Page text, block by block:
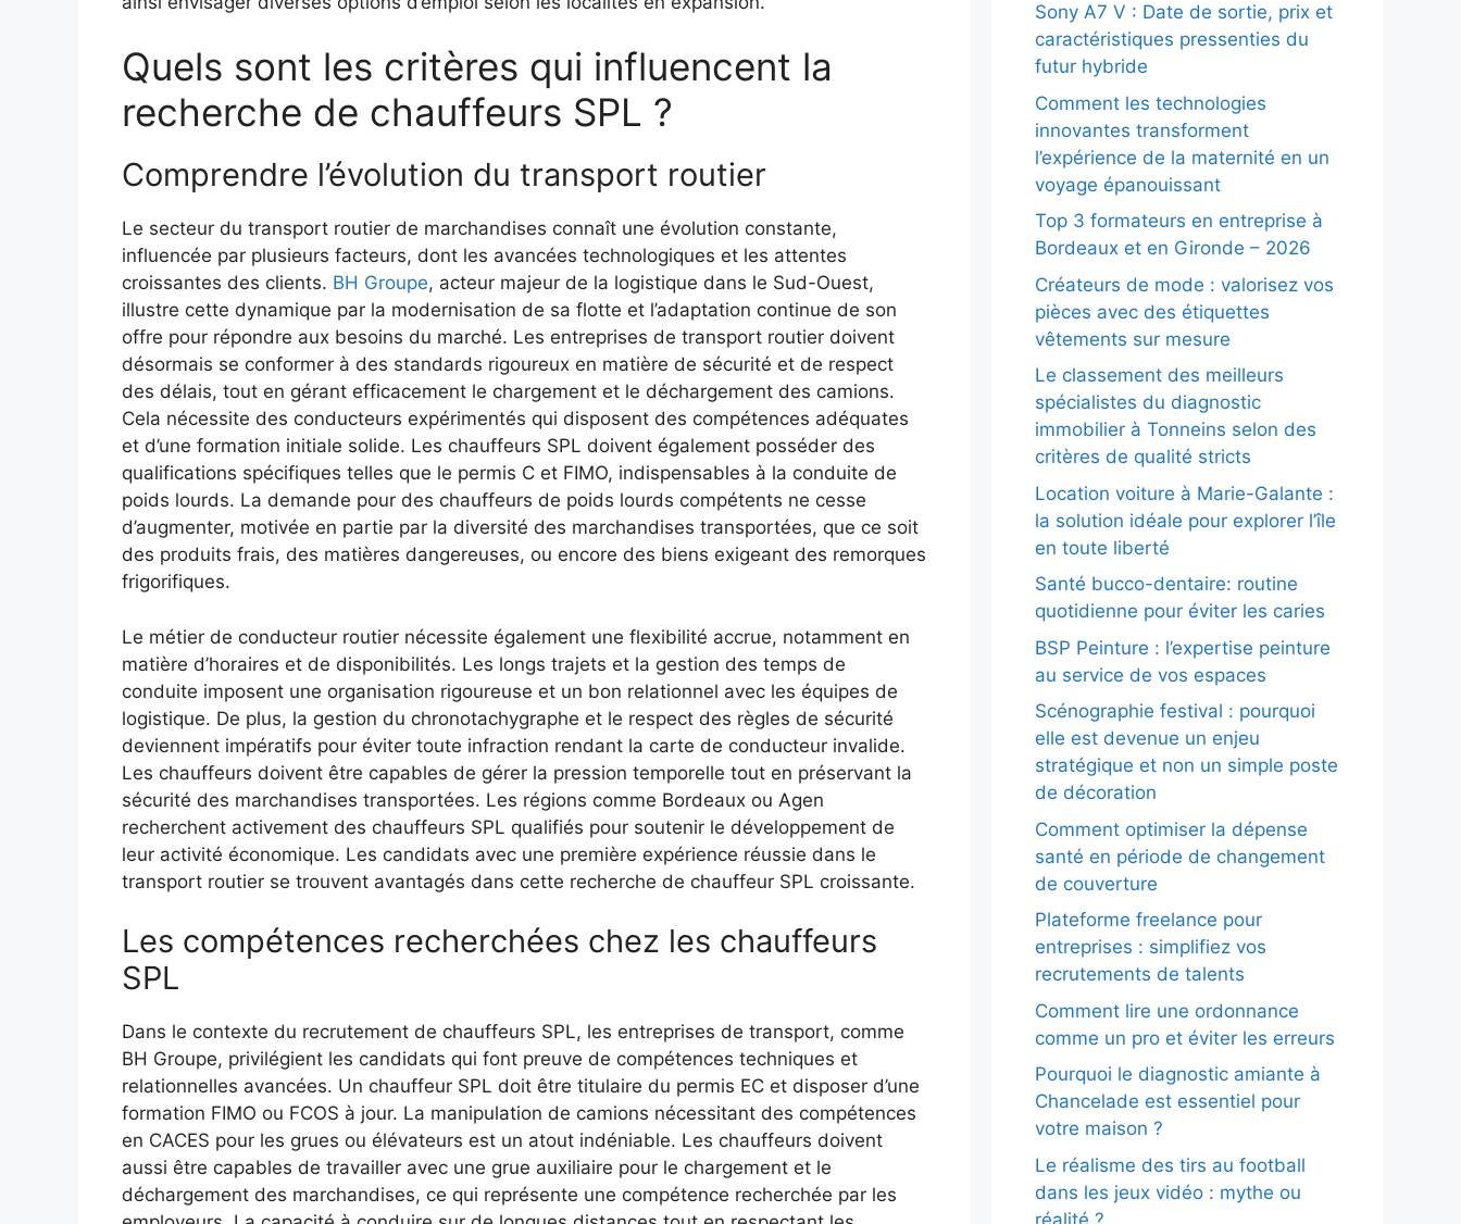
Quels sont les critères qui influencent la
recherche de chauffeurs SPL ?
Comprendre l’évolution du transport routier
Le secteur du transport routier de marchandises connaît une évolution constante,
influencée par plusieurs facteurs, dont les avancées technologiques et les attentes
croissantes des clients. BH Groupe, acteur majeur de la logistique dans le Sud-Ouest,
illustre cette dynamique par la modernisation de sa flotte et l’adaptation continue de son
offre pour répondre aux besoins du marché. Les entreprises de transport routier doivent
désormais se conformer à des standards rigoureux en matière de sécurité et de respect
des délais, tout en gérant efficacement le chargement et le déchargement des camions.
Cela nécessite des conducteurs expérimentés qui disposent des compétences adéquates
et d’une formation initiale solide. Les chauffeurs SPL doivent également posséder des
qualifications spécifiques telles que le permis C et FIMO, indispensables à la conduite de
poids lourds. La demande pour des chauffeurs de poids lourds compétents ne cesse
d’augmenter, motivée en partie par la diversité des marchandises transportées, que ce soit
des produits frais, des matières dangereuses, ou encore des biens exigeant des remorques
frigorifiques.
Le métier de conducteur routier nécessite également une flexibilité accrue, notamment en
matière d’horaires et de disponibilités. Les longs trajets et la gestion des temps de
conduite imposent une organisation rigoureuse et un bon relationnel avec les équipes de
logistique. De plus, la gestion du chronotachygraphe et le respect des règles de sécurité
deviennent impératifs pour éviter toute infraction rendant la carte de conducteur invalide.
Les chauffeurs doivent être capables de gérer la pression temporelle tout en préservant la
sécurité des marchandises transportées. Les régions comme Bordeaux ou Agen
recherchent activement des chauffeurs SPL qualifiés pour soutenir le développement de
leur activité économique. Les candidats avec une première expérience réussie dans le
transport routier se trouvent avantagés dans cette recherche de chauffeur SPL croissante.
Les compétences recherchées chez les chauffeurs
SPL
Dans le contexte du recrutement de chauffeurs SPL, les entreprises de transport, comme
BH Groupe, privilégient les candidats qui font preuve de compétences techniques et
relationnelles avancées. Un chauffeur SPL doit être titulaire du permis EC et disposer d’une
formation FIMO ou FCOS à jour. La manipulation de camions nécessitant des compétences
en CACES pour les grues ou élévateurs est un atout indéniable. Les chauffeurs doivent
aussi être capables de travailler avec une grue auxiliaire pour le chargement et le
déchargement des marchandises, ce qui représente une compétence recherchée par les
Sony A7 V : Date de sortie, prix et
caractéristiques pressenties du
futur hybride
Comment les technologies
innovantes transforment
l’expérience de la maternité en un
voyage épanouissant
Top 3 formateurs en entreprise à
Bordeaux et en Gironde – 2026
Créateurs de mode : valorisez vos
pièces avec des étiquettes
vêtements sur mesure
Le classement des meilleurs
spécialistes du diagnostic
immobilier à Tonneins selon des
critères de qualité stricts
Location voiture à Marie-Galante :
la solution idéale pour explorer l’île
en toute liberté
Santé bucco-dentaire: routine
quotidienne pour éviter les caries
BSP Peinture : l’expertise peinture
au service de vos espaces
Scénographie festival : pourquoi
elle est devenue un enjeu
stratégique et non un simple poste
de décoration
Comment optimiser la dépense
santé en période de changement
de couverture
Plateforme freelance pour
entreprises : simplifiez vos
recrutements de talents
Comment lire une ordonnance
comme un pro et éviter les erreurs
Pourquoi le diagnostic amiante à
Chancelade est essentiel pour
votre maison ?
Le réalisme des tirs au football
dans les jeux vidéo : mythe ou
réalité ?